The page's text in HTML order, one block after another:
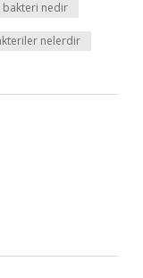
bakteri nedir
nelerdir